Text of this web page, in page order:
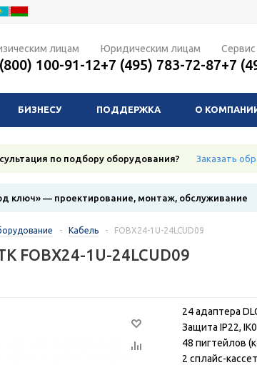
лицам
100-91-12
Юридическим лицам
+7 (495) 783-72-87+7
БИЗНЕСУ ПОДДЕРЖКА О
по подбору оборудования? Заказать
ключ» — проектирование, монтаж, обслуживание
- Кабель - FOBX24-1U-24LCUD09
FOBX24-1U-24LCUD09
24 адаптера
Защита IP22,
48 пигтейлов
2 сплайс-